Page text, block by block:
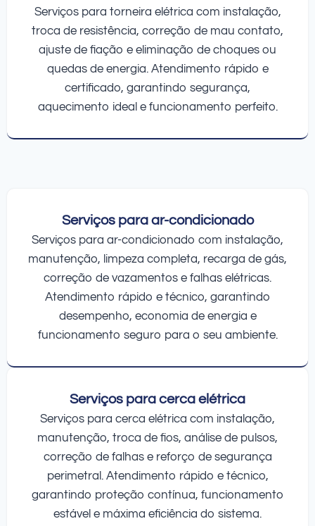
Serviços para torneira elétrica com instalação,
troca de resistência, correção de mau contato,
ajuste de fiação e eliminação de choques ou
quedas de energia. Atendimento rápido e
certificado, garantindo segurança,
aquecimento ideal e funcionamento perfeito.
Serviços para ar-condicionado
Serviços para ar-condicionado com instalação,
manutenção, limpeza completa, recarga de gás,
correção de vazamentos e falhas elétricas.
Atendimento rápido e técnico, garantindo
desempenho, economia de energia e
funcionamento seguro para o seu ambiente.
Serviços para cerca elétrica
Serviços para cerca elétrica com instalação,
manutenção, troca de fios, análise de pulsos,
correção de falhas e reforço de segurança
perimetral. Atendimento rápido e técnico,
garantindo proteção contínua, funcionamento
estável e máxima eficiência do sistema.